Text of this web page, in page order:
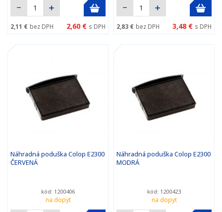
2,11 € bez DPH 2,60 € s DPH 2,83 € bez DPH 3,48 € s DPH
Náhradná poduška Colop E2300
ČERVENÁ
kód: 1200406
na dopyt
Náhradná poduška Colop E2300
MODRÁ
kód: 1200423
na dopyt